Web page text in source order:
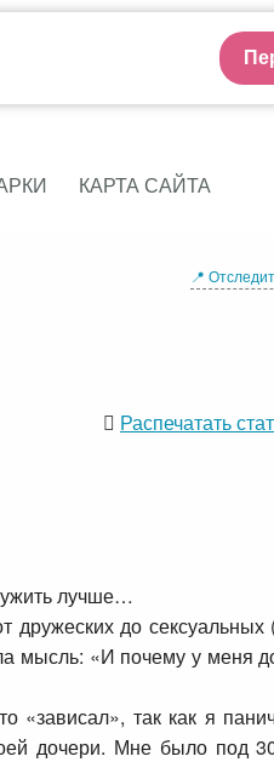
КАРТА САЙТА
📍
Распечатать
лучше…
до сексуальных
мысль: «И почему у меня
«зависал», так как я
дочери. Мне было под